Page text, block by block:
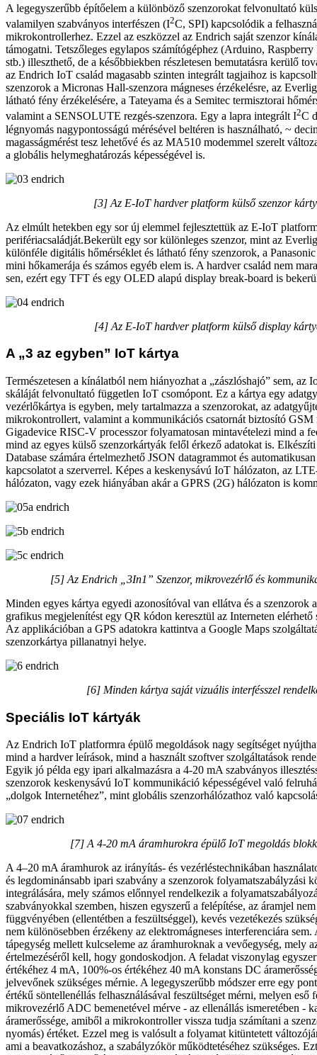
A legegyszerűbb építőelem a különböző szenzorokat felvonultató
valamilyen szabványos interfészen (I2C, SPI) kapcsolódik a
mikrokontrollerhez. Ezzel az eszközzel az Endrich saját szenzor
támogatni. Tetszőleges egylapos számítógéphez (Arduino,
stb.) illeszthető, de a későbbiekben részletesen bemutatásra kerülő
az Endrich IoT család magasabb szinten integrált tagjaihoz is
szenzorok a Micronas Hall-szenzora mágneses érzékelésre, az
látható fény érzékelésére, a Tateyama és a Semitec termisztorai
valamint a SENSOLUTE rezgés-szenzora. Egy a lapra integrált I2C
légnyomás nagypontosságú mérésével beltéren is használható, ~
magasságmérést tesz lehetővé és az MA510 modemmel szerelt
a globális helymeghatározás képességével is.
[3] Az E-IoT hardver platform külső szenzor
Az elmúlt hetekben egy sor új elemmel fejlesztettük az E-IoT
perifériacsaládját.Bekerült egy sor különleges szenzor, mint az
különféle digitális hőmérséklet és látható fény szenzorok, a
mini hőkamerája és számos egyéb elem is. A hardver család nem
sen, ezért egy TFT és egy OLED alapú display break-board is
[4] Az E-IoT hardver platform külső display
A „3 az egyben” IoT kártya
Természetesen a kínálatból nem hiányozhat a „zászlóshajó” sem, az
skáláját felvonultató független IoT csomópont. Ez a kártya egy
vezérlőkártya is egyben, mely tartalmazza a szenzorokat, az
mikrokontrollert, valamint a kommunikációs csatornát biztosító GSM
Gigadevice RISC-V processzor folyamatosan mintavételezi mind a
mind az egyes külső szenzorkártyák felől érkező adatokat is.
Database számára értelmezhető JSON datagrammot és
kapcsolatot a szerverrel. Képes a keskenysávú IoT hálózaton, az
hálózaton, vagy ezek hiányában akár a GPRS (2G) hálózaton is
[5] Az Endrich „3In1” Szenzor, mikrovezérlő és
Minden egyes kártya egyedi azonosítóval van ellátva és a szenzorok
grafikus megjelenítést egy QR kódon keresztül az Interneten
Az applikációban a GPS adatokra kattintva a Google Maps
szenzorkártya pillanatnyi helye.
[6] Minden kártya saját vizuális interfésszel
Speciális IoT kártyák
Az Endrich IoT platformra épülő megoldások nagy segítséget
mind a hardver leírások, mind a használt szoftver szolgáltatások
Egyik jó példa egy ipari alkalmazásra a 4-20 mA szabványos
szenzorok keskenysávú IoT kommunikáció képességével való
„dolgok Internetéhez”, mint globális szenzorhálózathoz való
[7] A 4-20 mA áramhurokra épülő IoT megoldás
A 4–20 mA áramhurok az irányítás- és vezérléstechnikában
és legdominánsabb ipari szabvány a szenzorok folyamatszabályzási
integrálására, mely számos előnnyel rendelkezik a
szabványokkal szemben, hiszen egyszerű a felépítése, az áramjel
függvényében (ellentétben a feszültséggel), kevés vezetékezés
nem különösebben érzékeny az elektromágneses interferenciára sem.
tápegység mellett kulcseleme az áramhuroknak a vevőegység, mely
értelmezéséről kell, hogy gondoskodjon. A feladat viszonylag
értékéhez 4 mA, 100%-os értékéhez 40 mA konstans DC
jelvevőnek szükséges mérnie. A legegyszerűbb módszer erre egy
értékű söntellenéllás felhasználásával feszültséget mérni, melyen eső
mikrovezérlő ADC bemenetével mérve - az ellenállás ismeretében -
áramerőssége, amiből a mikrokontroller vissza tudja számítani a
nyomás) értéket. Ezzel meg is valósult a folyamat kitüntetett
ami a beavatkozáshoz, a szabályzókör működtetéséhez szükséges.